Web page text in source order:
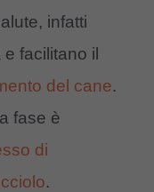
infatti
facilitano il
del cane.
fase è
di
.